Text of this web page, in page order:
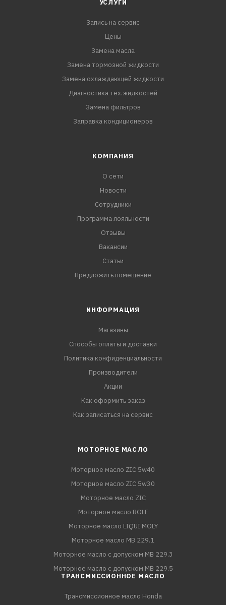
УСЛУГИ
Запись на сервис
Цены
Замена масла
Замена тормозной жидкости
Замена охлаждающей жидкости
Диагностика тех.жидкостей
Замена фильтров
Заправка кондиционеров
КОМПАНИЯ
О сети
Новости
Сотрудники
Программа лояльности
Отзывы
Вакансии
Статьи
Предложить помещение
ИНФОРМАЦИЯ
Магазины
Способы оплаты и доставки
Политика конфиденциальности
Производители
Акции
Как оформить заказ
Как записаться на сервис
МОТОРНОЕ МАСЛО
Моторное масло ZIC 5w40
Моторное масло ZIC 5w30
Моторное масло ZIC
Моторное масло ROLF
Моторное масло LIQUI MOLY
Моторное масло MB 229.1
Моторное масло с допуском MB 229.3
Моторное масло с допуском MB 229.5
ТРАНСМИССИОННОЕ МАСЛО
Трансмиссионное масло Honda